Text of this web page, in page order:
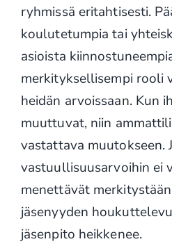
ryhmissä eritahtisesti.
koulutetumpia tai
asioista
merkityksellisempi rooli
heidän arvoissaan. Kun
muuttuvat, niin
vastattava muutokseen.
vastuullisuusarvoihin ei
menettävät
jäsenyyden
jäsenpito heikkenee.